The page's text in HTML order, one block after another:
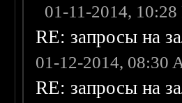
01-11-2014, 10:28
RE: запросы на
01-12-2014, 08:30
RE: запросы на